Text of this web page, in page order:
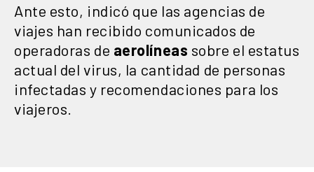
Ante esto, indicó que las agencias de
viajes han recibido comunicados de
operadoras de aerolíneas sobre el estatus
actual del virus, la cantidad de personas
infectadas y recomendaciones para los
viajeros.